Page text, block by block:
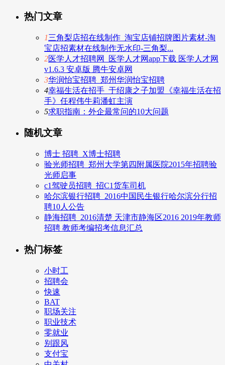
热门文章
1三角梨店招在线制作_淘宝店铺招牌图片素材-淘
宝店招素材在线制作无水印-三角梨...
2医学人才招聘网_医学人才网app下载 医学人才网
v1.6.3 安卓版 腾牛安卓网
3华润怡宝招聘_郑州华润怡宝招聘
4幸福生活在招手_于绍康之子加盟《幸福生活在招
手》任程伟牛莉潘虹主演
5求职指南：外企最常问的10大问题
随机文章
博士 招聘_X博士招聘
验光师招聘_郑州大学第四附属医院2015年招聘验
光师启事
c1驾驶员招聘_招C1货车司机
哈尔滨银行招聘_2016中国民生银行哈尔滨分行招
聘10人公告
静海招聘_2016清楚 天津市静海区2016 2019年教师
招聘 教师考编招考信息汇总
热门标签
小时工
招聘会
快速
BAT
职场关注
职业技术
零就业
别跟风
支付宝